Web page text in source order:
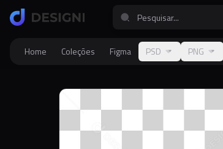
Home Coleções Figma PSD PNG